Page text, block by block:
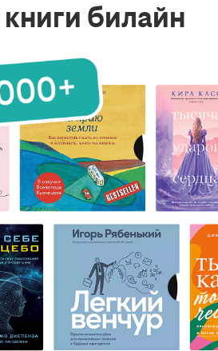
билайн